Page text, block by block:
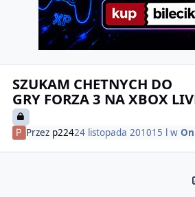
SZUKAM CHETNYCH DO
GRY FORZA 3 NA XBOX
Przez p22424 listopada 201015 l w